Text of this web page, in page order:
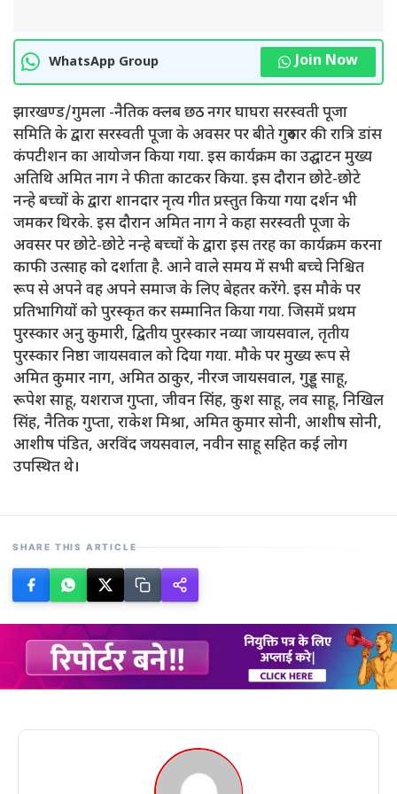
WhatsApp Group Join Now
झारखण्ड/गुमला -नैतिक क्लब छठ नगर घाघरा सरस्वती पूजा
समिति के द्वारा सरस्वती पूजा के अवसर पर बीते गुरुवार की रात्रि डांस
कंपटीशन का आयोजन किया गया. इस कार्यक्रम का उद्घाटन मुख्य
अतिथि अमित नाग ने फीता काटकर किया. इस दौरान छोटे-छोटे
नन्हे बच्चों के द्वारा शानदार नृत्य गीत प्रस्तुत किया गया दर्शन भी
जमकर थिरके. इस दौरान अमित नाग ने कहा सरस्वती पूजा के
अवसर पर छोटे-छोटे नन्हे बच्चों के द्वारा इस तरह का कार्यक्रम करना
काफी उत्साह को दर्शाता है. आने वाले समय में सभी बच्चे निश्चित
रूप से अपने वह अपने समाज के लिए बेहतर करेंगे. इस मौके पर
प्रतिभागियों को पुरस्कृत कर सम्मानित किया गया. जिसमें प्रथम
पुरस्कार अनु कुमारी, द्वितीय पुरस्कार नव्या जायसवाल, तृतीय
पुरस्कार निष्ठा जायसवाल को दिया गया. मौके पर मुख्य रूप से
अमित कुमार नाग, अमित ठाकुर, नीरज जायसवाल, गुड्डू साहू,
रूपेश साहू, यशराज गुप्ता, जीवन सिंह, कुश साहू, लव साहू, निखिल
सिंह, नैतिक गुप्ता, राकेश मिश्रा, अमित कुमार सोनी, आशीष सोनी,
आशीष पंडित, अरविंद जयसवाल, नवीन साहू सहित कई लोग
उपस्थित थे।
SHARE THIS ARTICLE